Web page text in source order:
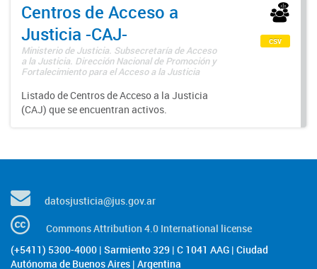
Centros de Acceso a
Justicia -CAJ-
Ministerio de Justicia. Subsecretaría de Acceso
a la Justicia. Dirección Nacional de Promoción y
Fortalecimiento para el Acceso a la Justicia
Listado de Centros de Acceso a la Justicia
(CAJ) que se encuentran activos.
csv
datosjusticia@jus.gov.ar
Commons Attribution 4.0 International license
(+5411) 5300-4000 | Sarmiento 329 | C 1041 AAG | Ciudad
Autónoma de Buenos Aires | Argentina